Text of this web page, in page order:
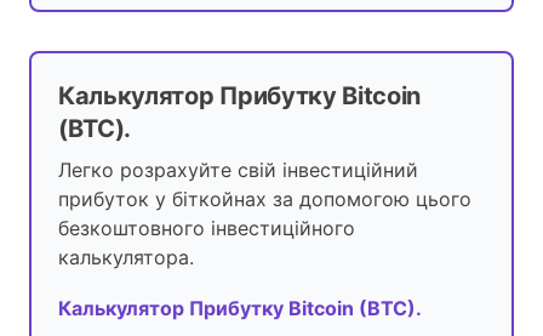
Калькулятор Прибутку Bitcoin
(BTC).
Легко розрахуйте свій інвестиційний
прибуток у біткойнах за допомогою цього
безкоштовного інвестиційного
калькулятора.
Калькулятор Прибутку Bitcoin (BTC).